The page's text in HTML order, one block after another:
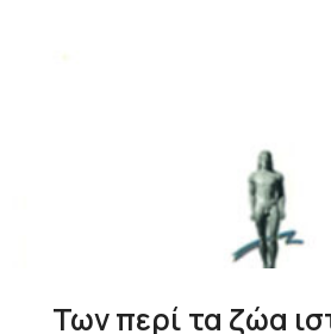
Των περί τα ζώα